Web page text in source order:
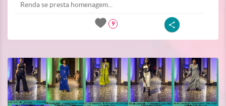
Renda se presta homenagem...
9